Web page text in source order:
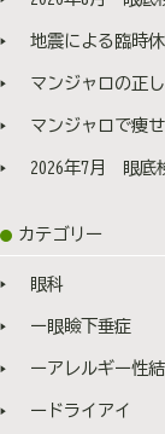
善や予防を目的
酸化作用がある
よりも配合量が
ピーリングなど
い効果が期待
ール ビタミンC
そばかすを防ぐ
作用もあるので
トン酸Ca（ビタ
め、皮膚や粘膜
す✨ 妊婦さんも
地震による臨時
マンジャロの正しい打
マンジャロで痩せ
2026年7月 眼底
カテゴリー
眼科
ー眼瞼下垂症
ーアレルギー性
ードライアイ